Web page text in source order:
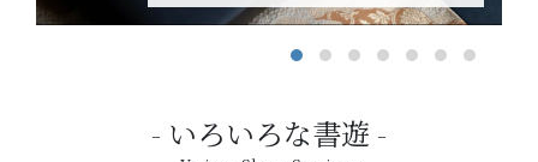
いろいろな書遊